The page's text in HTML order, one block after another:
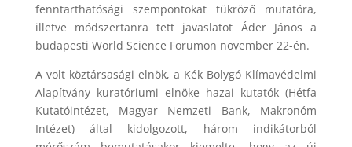
fenntarthatósági szempontokat tükröző mutatóra,
illetve módszertanra tett javaslatot Áder János a
budapesti World Science Forumon november 22-én.
A volt köztársasági elnök, a Kék Bolygó Klímavédelmi
Alapítvány kuratóriumi elnöke hazai kutatók (Hétfa
Kutatóintézet, Magyar Nemzeti Bank, Makronóm
Intézet) által kidolgozott, három indikátorból